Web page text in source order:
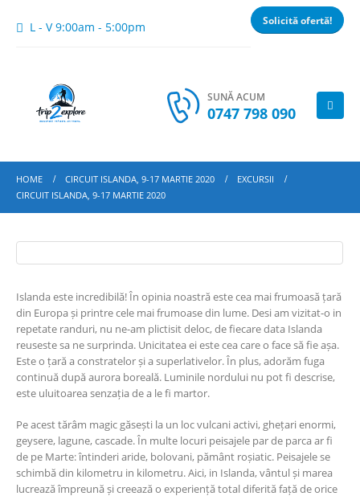
L - V 9:00am - 5:00pm Solicită ofertă!
SUNĂ ACUM
0747 798 090
HOME CIRCUIT ISLANDA, 9-17 MARTIE 2020
EXCURSII
CIRCUIT ISLANDA, 9-17 MARTIE 2020
Islanda este incredibilă! În opinia noastră este cea mai frumoasă țară
din Europa și printre cele mai frumoase din lume. Desi am vizitat-o in
repetate randuri, nu ne-am plictisit deloc, de fiecare data Islanda
reuseste sa ne surprinda. Unicitatea ei este cea care o face să fie așa.
Este o țară a constratelor și a superlativelor. În plus, adorăm fuga
continuă după aurora boreală. Luminile nordului nu pot fi descrise,
este uluitoarea senzația de a le fi martor.
Pe acest tărâm magic găsești la un loc vulcani activi, ghețari enormi,
geysere, lagune, cascade. În multe locuri peisajele par de parca ar fi
de pe Marte: întinderi aride, bolovani, pământ roșiatic. Peisajele se
schimbă din kilometru in kilometru. Aici, in Islanda, vântul și marea
lucrează împreună și creează o experiență total diferită față de orice